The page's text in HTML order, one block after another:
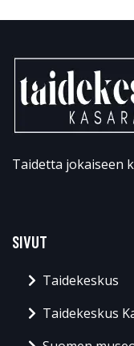
Taidetta jokaiseen
SIVUT
Taidekeskus
Taidekeskus